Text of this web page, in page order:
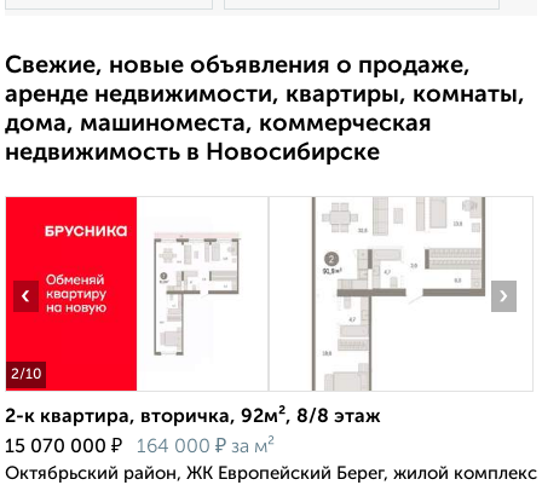
Свежие, новые объявления о продаже,
аренде недвижимости, квартиры, комнаты,
дома, машиноместа, коммерческая
недвижимость в Новосибирске
2/10
‹ ›
2-к квартира, вторичка, 92м², 8/8 этаж
15 070 000 ₽ 164 000 ₽ за м²
Октябрьский район, ЖК Европейский Берег, жилой комплекс